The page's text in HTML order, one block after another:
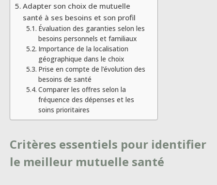
Adapter son choix de mutuelle
santé à ses besoins et son profil
Évaluation des garanties selon les
besoins personnels et familiaux
Importance de la localisation
géographique dans le choix
Prise en compte de l’évolution des
besoins de santé
Comparer les offres selon la
fréquence des dépenses et les
soins prioritaires
Critères essentiels pour identifier
le meilleur mutuelle santé